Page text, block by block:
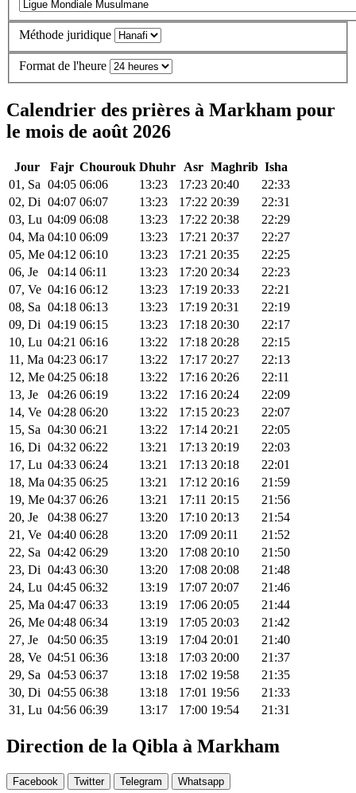
Méthode juridique
Format de l'heure
Calendrier des prières à Markham pour
le mois de août 2026
Jour Fajr Chourouk Dhuhr Asr Maghrib Isha
01, Sa 04:05 06:06 13:23 17:23 20:40
22:33
02, Di 04:07 06:07 13:23 17:22 20:39
22:31
03, Lu 04:09 06:08 13:23 17:22 20:38
22:29
04, Ma 04:10 06:09 13:23 17:21 20:37
22:27
05, Me 04:12 06:10 13:23 17:21 20:35
22:25
06, Je
04:14 06:11 13:23 17:20 20:34
22:23
07, Ve 04:16 06:12 13:23 17:19 20:33
22:21
08, Sa 04:18 06:13 13:23 17:19 20:31
22:19
09, Di 04:19 06:15 13:23 17:18 20:30
22:17
10, Lu 04:21 06:16 13:22 17:18 20:28
22:15
11, Ma 04:23 06:17 13:22 17:17 20:27
22:13
12, Me 04:25 06:18 13:22 17:16 20:26
22:11
13, Je
04:26 06:19 13:22 17:16 20:24
22:09
14, Ve 04:28 06:20 13:22 17:15 20:23
22:07
15, Sa 04:30 06:21 13:22 17:14 20:21
22:05
16, Di 04:32 06:22 13:21 17:13 20:19
22:03
17, Lu 04:33 06:24 13:21 17:13 20:18
22:01
18, Ma 04:35 06:25 13:21 17:12 20:16
21:59
19, Me 04:37 06:26 13:21 17:11 20:15
21:56
20, Je
04:38 06:27 13:20 17:10 20:13
21:54
21, Ve 04:40 06:28 13:20 17:09 20:11
21:52
22, Sa 04:42 06:29 13:20 17:08 20:10
21:50
23, Di 04:43 06:30 13:20 17:08 20:08
21:48
24, Lu 04:45 06:32 13:19 17:07 20:07
21:46
25, Ma 04:47 06:33 13:19 17:06 20:05
21:44
26, Me 04:48 06:34 13:19 17:05 20:03
21:42
27, Je
04:50 06:35 13:19 17:04 20:01
21:40
28, Ve 04:51 06:36 13:18 17:03 20:00
21:37
29, Sa 04:53 06:37 13:18 17:02 19:58
21:35
30, Di 04:55 06:38 13:18 17:01 19:56
21:33
31, Lu 04:56 06:39 13:17 17:00 19:54 21:31
Direction de la Qibla à Markham
Facebook Twitter Telegram Whatsapp